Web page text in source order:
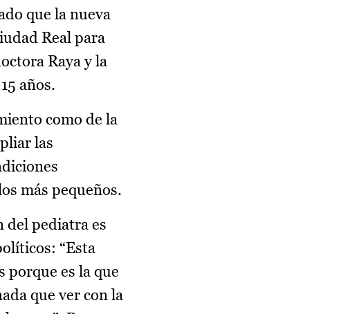
que la nueva
Real para
Raya y la
años.
como de la
las
más pequeños.
del pediatra es
“Esta
porque es la que
que ver con la